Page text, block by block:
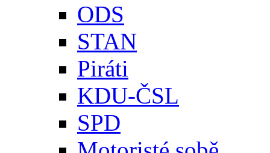
ODS
STAN
Piráti
KDU-ČSL
SPD